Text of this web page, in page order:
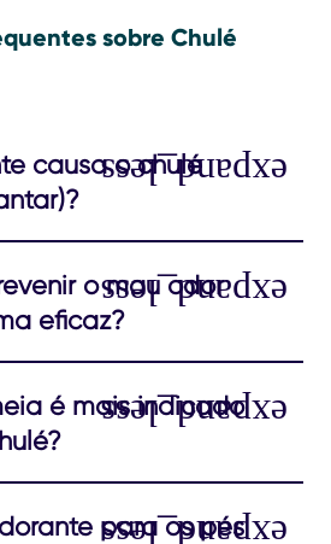
sobre Chulé
causa o chulé
o mau odor
eficaz?
é mais indicado
para os pés